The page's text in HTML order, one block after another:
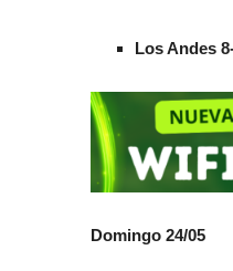
Los Andes
Domingo 24/05